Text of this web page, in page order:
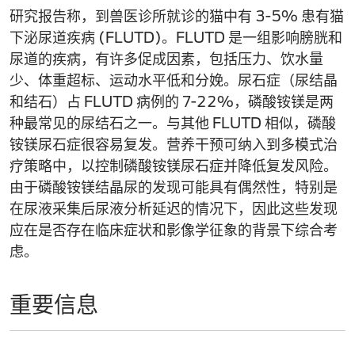
研究报告称，到兽医诊所就诊的猫中有 3-5% 患有猫
下泌尿道疾病 (FLUTD)。FLUTD 是一组影响膀胱和
尿道的疾病，有许多促成因素，包括压力、饮水量
少、体重超标、运动水平低和分娩。尿石症（尿结晶
和结石）占 FLUTD 病例的 7-22%，磷酸铵镁是两
种最常见的尿结石之一。与其他 FLUTD 相似，磷酸
铵镁尿石症很容易复发。营养干预可纳入到多模式治
疗策略中，以控制磷酸铵镁尿石症并降低复发风险。
由于磷酸铵镁结晶尿的发现可能具有偶然性，特别是
在尿液采集后尿液分析延迟的情况下，因此这些发现
应在是否存在临床症状和影像学征象的背景下综合考
虑。
重要信息